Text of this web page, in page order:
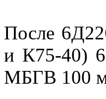
После
и К75-40)
МБГВ 100